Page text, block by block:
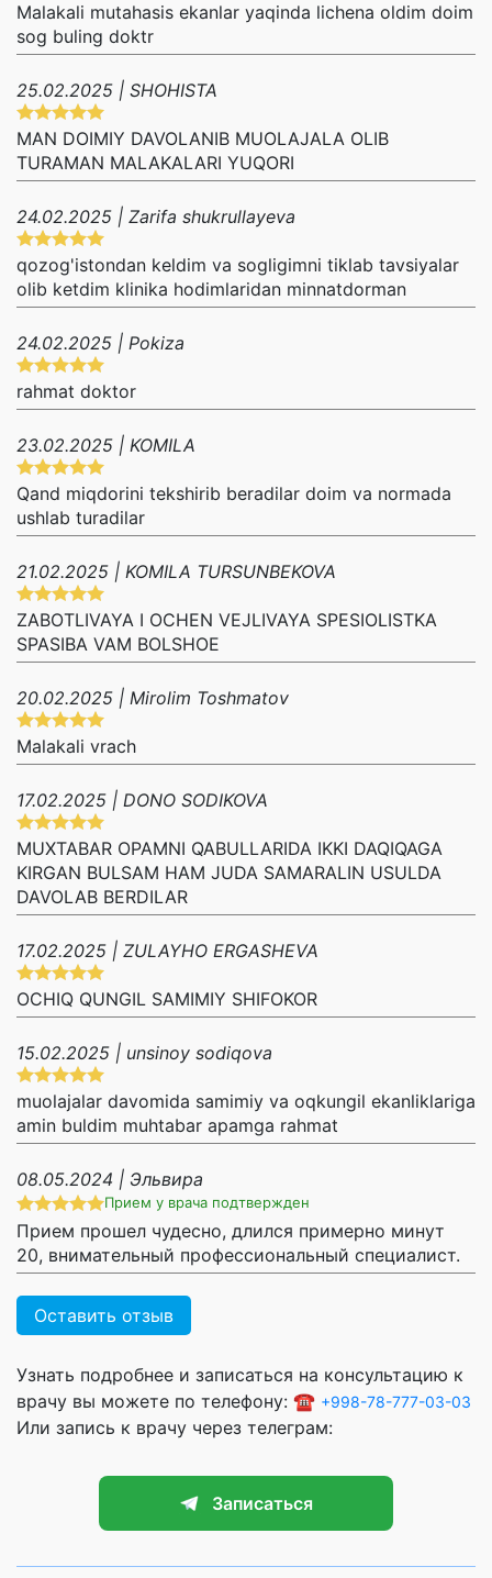
Malakali mutahasis ekanlar yaqinda lichena oldim doim
sog buling doktr
25.02.2025 | SHOHISTA
MAN DOIMIY DAVOLANIB MUOLAJALA OLIB
TURAMAN MALAKALARI YUQORI
24.02.2025 | Zarifa shukrullayeva
qozog'istondan keldim va sogligimni tiklab tavsiyalar
olib ketdim klinika hodimlaridan minnatdorman
24.02.2025 | Pokiza
rahmat doktor
23.02.2025 | KOMILA
Qand miqdorini tekshirib beradilar doim va normada
ushlab turadilar
21.02.2025 | KOMILA TURSUNBEKOVA
ZABOTLIVAYA I OCHEN VEJLIVAYA SPESIOLISTKA
SPASIBA VAM BOLSHOE
20.02.2025 | Mirolim Toshmatov
Malakali vrach
17.02.2025 | DONO SODIKOVA
MUXTABAR OPAMNI QABULLARIDA IKKI DAQIQAGA
KIRGAN BULSAM HAM JUDA SAMARALIN USULDA
DAVOLAB BERDILAR
17.02.2025 | ZULAYHO ERGASHEVA
OCHIQ QUNGIL SAMIMIY SHIFOKOR
15.02.2025 | unsinoy sodiqova
muolajalar davomida samimiy va oqkungil ekanliklariga
amin buldim muhtabar apamga rahmat
08.05.2024 | Эльвира
Прием у врача подтвержден
Прием прошел чудесно, длился примерно минут
20, внимательный профессиональный специалист.
Оставить отзыв
Узнать подробнее и записаться на консультацию к
врачу вы можете по телефону: ☎️ +998-78-777-03-03
Или запись к врачу через телеграм:
Записаться